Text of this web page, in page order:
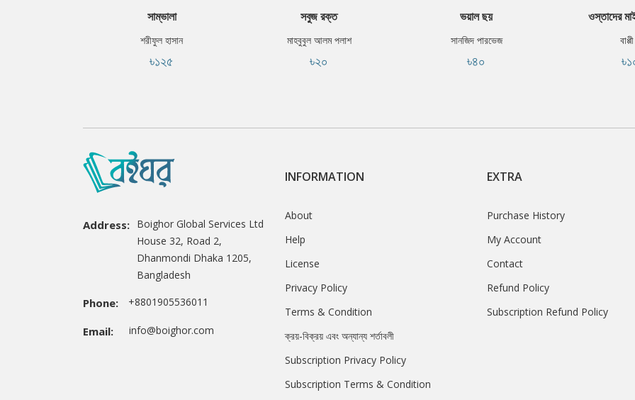
সাম্ভালা
শরীফুল হাসান
৳১২৫
সবুজ রক্ত
মাহবুবুল আলম পলাশ
৳২০
ভয়াল ছয়
সানজিদ পারভেজ
৳৪০
ওস্তাদের
Address: Boighor Global Services Ltd
House 32, Road 2,
Dhanmondi Dhaka 1205,
Bangladesh
Phone: +8801905536011
Email: info@boighor.com
INFORMATION
About
Help
License
Privacy Policy
Terms & Condition
ক্রয়-বিক্রয় এবং অন্যান্য শর্তাবলী
Subscription Privacy Policy
Subscription Terms & Condition
EXTRA
Purchase History
My Account
Contact
Refund Policy
Subscription Refund Policy